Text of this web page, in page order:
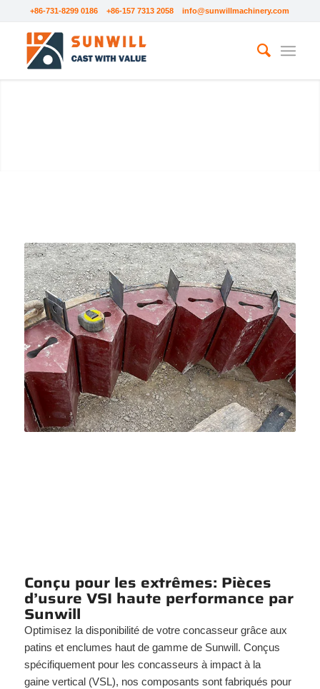
+86-731-8299 0186 +86-157 7313 2058info@sunwillmachinery.com
PIÈCES VSI
Conçu pour les extrêmes: Pièces
d’usure VSI haute performance par
Sunwill
Optimisez la disponibilité de votre concasseur grâce aux
patins et enclumes haut de gamme de Sunwill. Conçus
spécifiquement pour les concasseurs à impact à la
gaine vertical (VSL), nos composants sont fabriqués pour